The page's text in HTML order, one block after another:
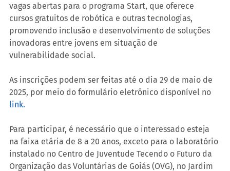
vagas abertas para o programa Start, que oferece
cursos gratuitos de robótica e outras tecnologias,
promovendo inclusão e desenvolvimento de soluções
inovadoras entre jovens em situação de
vulnerabilidade social.
As inscrições podem ser feitas até o dia 29 de maio de
2025, por meio do formulário eletrônico disponível no
link.
Para participar, é necessário que o interessado esteja
na faixa etária de 8 a 20 anos, exceto para o laboratório
instalado no Centro de Juventude Tecendo o Futuro da
Organização das Voluntárias de Goiás (OVG), no Jardim